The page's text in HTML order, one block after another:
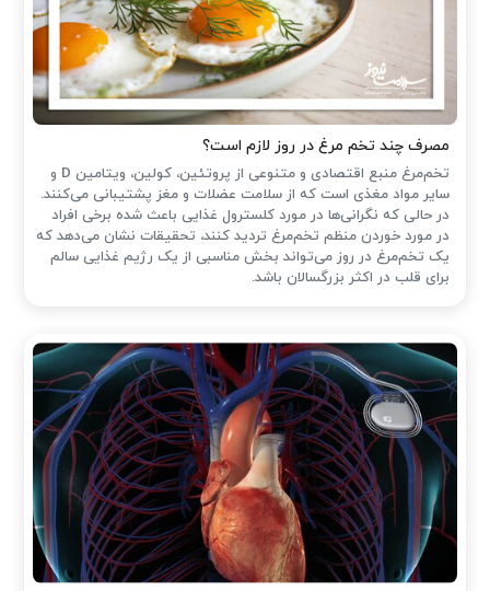
مصرف چند تخم مرغ در روز لازم است؟
تخم‌مرغ منبع اقتصادی و متنوعی از پروتئین، کولین، ویتامین D و
سایر مواد مغذی است که از سلامت عضلات و مغز پشتیبانی می‌کنند.
در حالی که نگرانی‌ها در مورد کلسترول غذایی باعث شده ‌برخی افراد
در مورد خوردن منظم تخم‌مرغ تردید کنند، تحقیقات نشان می‌دهد که
یک تخم‌مرغ در روز می‌تواند بخش مناسبی از یک رژیم غذایی سالم
برای قلب در اکثر بزرگسالان باشد.